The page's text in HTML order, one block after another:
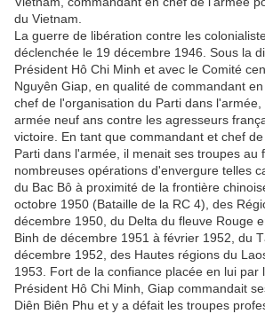
du Vietnam.
La guerre de libération contre les
déclenchée le 19 décembre 1946. Sous la
Président Hô Chi Minh et avec le Comité
Nguyên Giap, en qualité de commandant
chef de l'organisation du Parti dans
armée neuf ans contre les agresseurs
victoire. En tant que commandant et chef
Parti dans l'armée, il menait ses troupes au
nombreuses opérations d'envergure telles
du Bac Bô à proximité de la frontière
octobre 1950 (Bataille de la RC 4), des
décembre 1950, du Delta du fleuve Rouge
Binh de décembre 1951 à février 1952, du
décembre 1952, des Hautes régions du
1953. Fort de la confiance placée en lui par
Président Hô Chi Minh, Giap commandait
Diên Biên Phu et y a défait les troupes